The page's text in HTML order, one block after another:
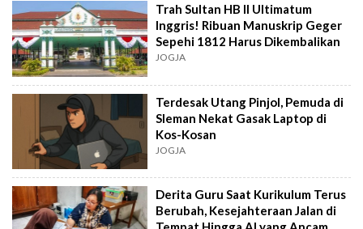
Trah Sultan HB II Ultimatum
Inggris! Ribuan Manuskrip Geger
Sepehi 1812 Harus Dikembalikan
JOGJA
Terdesak Utang Pinjol, Pemuda di
Sleman Nekat Gasak Laptop di
Kos-Kosan
JOGJA
Derita Guru Saat Kurikulum Terus
Berubah, Kesejahteraan Jalan di